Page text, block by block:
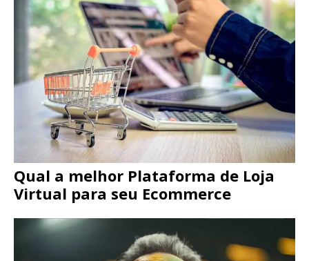
Qual a melhor Plataforma de Loja
Virtual para seu Ecommerce